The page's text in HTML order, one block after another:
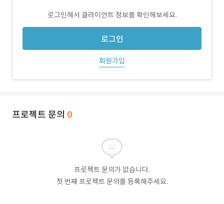
로그인해서 클라이언트 정보를 확인해보세요.
로그인
회원가입
프로젝트 문의 0
프로젝트 문의가 없습니다.
첫 번째 프로젝트 문의를 등록해주세요.